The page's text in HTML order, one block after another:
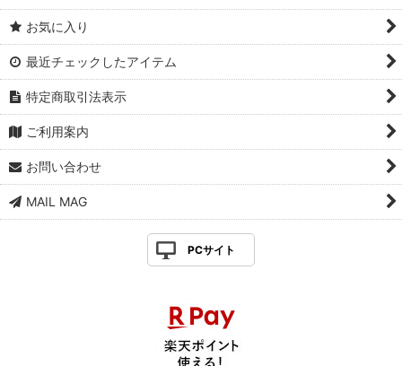
お気に入り
最近チェックしたアイテム
特定商取引法表示
ご利用案内
お問い合わせ
MAIL MAG
PCサイト